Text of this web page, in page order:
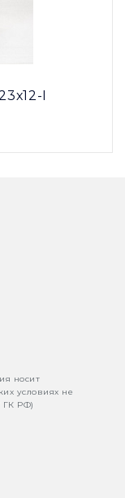
I
носит
условиях не
ГК РФ)